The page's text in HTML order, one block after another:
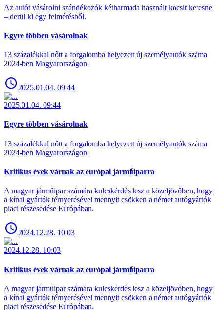
Az autót vásárolni szándékozók kétharmada használt kocsit keresne
– derül ki egy felmérésből.
Egyre többen vásárolnak
13 százalékkal nőtt a forgalomba helyezett új személyautók száma
2024-ben Magyarországon.
2025.01.04. 09:44
2025.01.04. 09:44
Egyre többen vásárolnak
13 százalékkal nőtt a forgalomba helyezett új személyautók száma
2024-ben Magyarországon.
Kritikus évek várnak az európai járműiparra
A magyar járműipar számára kulcskérdés lesz a közeljövőben, hogy
a kínai gyártók térnyerésével mennyit csökken a német autógyártók
piaci részesedése Európában.
2024.12.28. 10:03
2024.12.28. 10:03
Kritikus évek várnak az európai járműiparra
A magyar járműipar számára kulcskérdés lesz a közeljövőben, hogy
a kínai gyártók térnyerésével mennyit csökken a német autógyártók
piaci részesedése Európában.